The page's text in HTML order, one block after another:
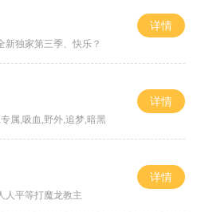
新独家第三季、快乐？
详情
属,吸血,野外,追梦,暗黑
详情
人平等打魔龙教主
详情